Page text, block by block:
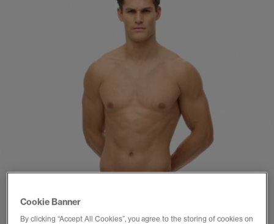
Cookie Banner
By clicking “Accept All Cookies”, you agree to the storing of cookies on